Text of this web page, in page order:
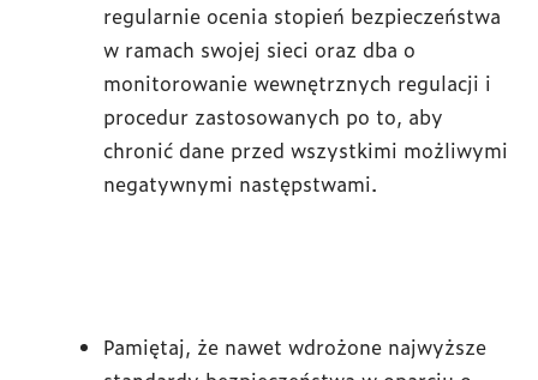
regularnie ocenia stopień bezpieczeństwa
w ramach swojej sieci oraz dba o
monitorowanie wewnętrznych regulacji i
procedur zastosowanych po to, aby
chronić dane przed wszystkimi możliwymi
negatywnymi następstwami.
Pamiętaj, że nawet wdrożone najwyższe